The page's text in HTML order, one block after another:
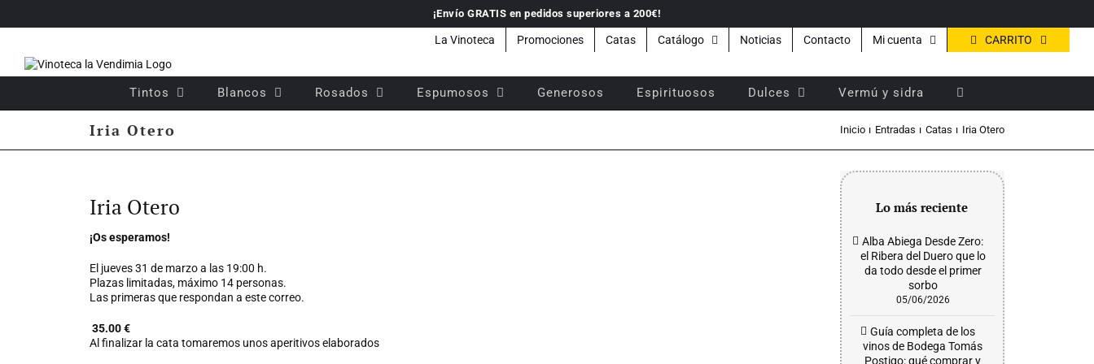
¡Envío GRATIS en pedidos superiores a 200€!
La Vinoteca Promociones Catas Catálogo Noticias Contacto Mi cuenta CARRITO
Tintos Blancos Rosados Espumosos Generosos Espirituosos Dulces Vermú y sidra
Iria Otero Inicio Entradas Catas Iria Otero
más
Iria Otero
¡Os esperamos!
El jueves 31 de marzo a las 19:00 h.
Plazas limitadas, máximo 14 personas.
Las primeras que respondan a este correo.
35.00 €
Al finalizar la cata tomaremos unos aperitivos elaborados
Lo más reciente
Alba Abiega Desde Zero:
el Ribera del Duero que lo
da todo desde el primer
sorbo
05/06/2026
Guía completa de los
vinos de Bodega Tomás
Postigo: qué comprar y